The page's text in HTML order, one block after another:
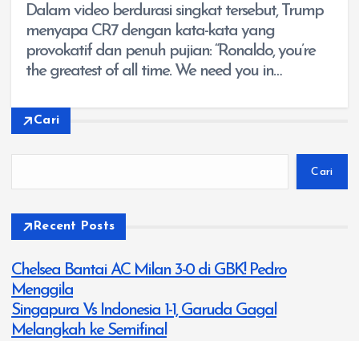
Dalam video berdurasi singkat tersebut, Trump
menyapa CR7 dengan kata-kata yang
provokatif dan penuh pujian: “Ronaldo, you’re
the greatest of all time. We need you in…
Cari
Cari
Recent Posts
Chelsea Bantai AC Milan 3-0 di GBK! Pedro
Menggila
Singapura Vs Indonesia 1-1, Garuda Gagal
Melangkah ke Semifinal